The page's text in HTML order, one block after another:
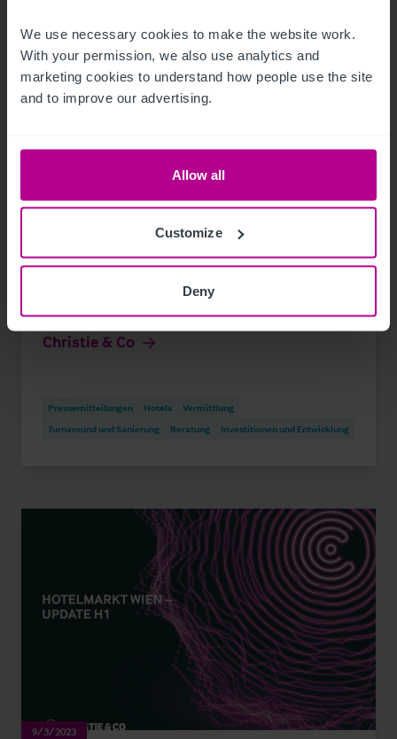
We use necessary cookies to make the website work.
With your permission, we also use analytics and
marketing cookies to understand how people use the site
and to improve our advertising.
Allow all
Customize
Deny
1/17/2024
Plaza Hotelgroup kauft roomz Hotels Wien
Gasometer und Graz - vermittelt von
Christie & Co
Pressemitteilungen Hotels
Vermittlung
Turnaround und Sanierung
Beratung Investitionen und Entwicklung
9/3/2023